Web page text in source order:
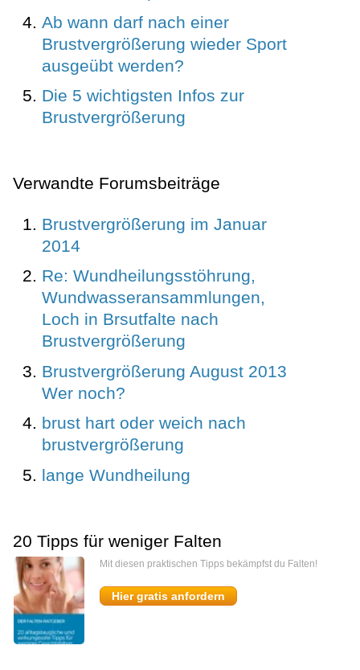
Ab wann darf nach einer
Brustvergrößerung wieder Sport
ausgeübt werden?
Die 5 wichtigsten Infos zur
Brustvergrößerung
Verwandte Forumsbeiträge
Brustvergrößerung im Januar
2014
Re: Wundheilungsstöhrung,
Wundwasseransammlungen,
Loch in Brsutfalte nach
Brustvergrößerung
Brustvergrößerung August 2013
Wer noch?
brust hart oder weich nach
brustvergrößerung
lange Wundheilung
20 Tipps für weniger Falten
Mit diesen praktischen Tipps bekämpfst du Falten!
Hier gratis anfordern